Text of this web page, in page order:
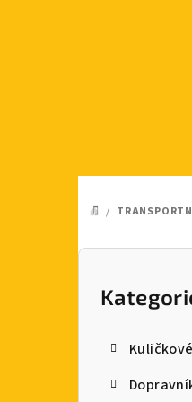
DOMŮ
/
P
Přeskočit
kategorie